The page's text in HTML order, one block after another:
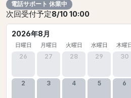
電話サポート 休業中
次回受付予定8/10 10:00
2026年8月
日曜日 月曜日 火曜日 水曜日 木曜
26 27 28 29 30
2 3 4 5 6